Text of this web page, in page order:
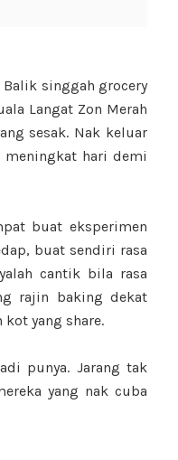
Balik singgah grocery
Langat Zon Merah
sesak. Nak keluar
meningkat hari demi
buat eksperimen
buat sendiri rasa
cantik bila rasa
rajin baking dekat
yang share.
punya. Jarang tak
yang nak cuba